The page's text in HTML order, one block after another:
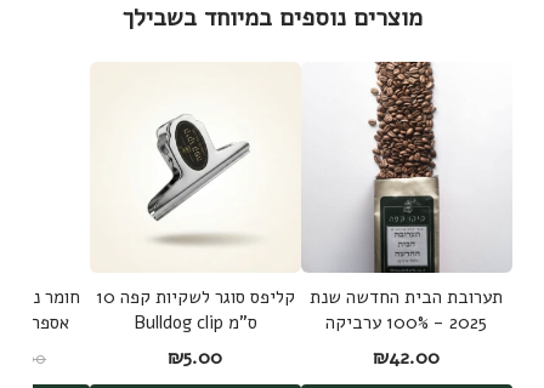
מוצרים נוספים במיוחד בשבילך
תערובת הבית החדשה שנת
2025 - 100% ערביקה
משלושה מקורות
₪42.00
קליפס סוגר לשקיות קפה 10
ס"מ Bulldog clip
₪5.00
חומר
אספרסו
59.00